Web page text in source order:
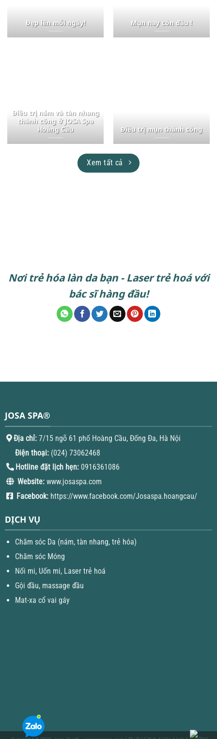
Đẹp lên mỗi ngày! Mụn nay còn đâu !
Điều trị nám và tàn nhang
thành công ở JOSA Spa
Hoàng Cầu
Điều trị mụn thành công
Xem tất cả
Nơi trẻ hóa làn da bạn - Laser trẻ hoá với
bác sĩ hàng đầu!
JOSA SPA®
Địa chỉ:7/15 ngõ 61 phố Hoàng Cầu, Đống Đa, Hà Nội
Điện thoại:(024) 73062468
Hotline đặt lịch hẹn: 0916361086
Website: www.josaspa.com
Facebook: https://www.facebook.com/Josaspa.hoangcau/
DỊCH VỤ
Chăm sóc Da (nám, tàn nhang, trẻ hóa)
Chăm sóc Móng
Nối mi, Uốn mi, Laser trẻ hoá
Gội đầu, massage đầu
Mat-xa cổ vai gáy